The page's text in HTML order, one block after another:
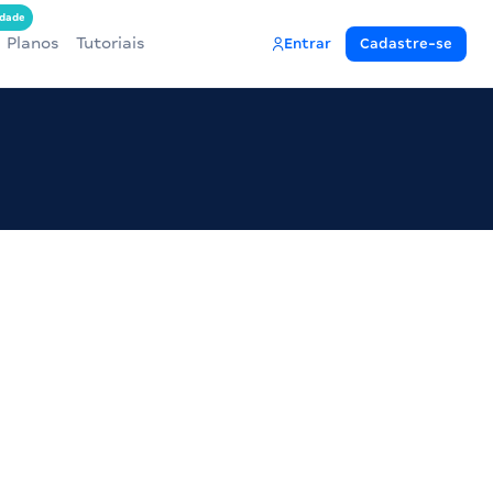
Planos Tutoriais Entrar Cadastre-se